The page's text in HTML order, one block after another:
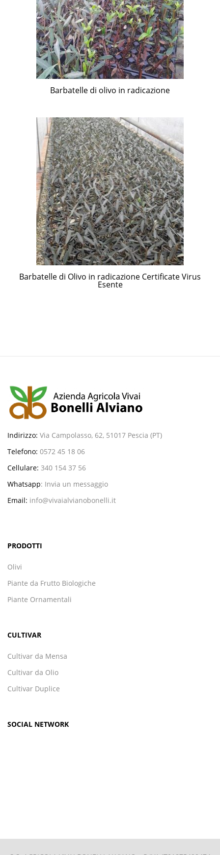
Barbatelle di olivo in radicazione
Barbatelle di Olivo in radicazione Certificate Virus
Esente
Indirizzo: Via Campolasso, 62, 51017 Pescia (PT)
Telefono: 0572 45 18 06
Cellulare: 340 154 37 56
Whatsapp: Invia un messaggio
Email: info@vivaialvianobonelli.it
PRODOTTI
Olivi
Piante da Frutto Biologiche
Piante Ornamentali
CULTIVAR
Cultivar da Mensa
Cultivar da Olio
Cultivar Duplice
SOCIAL NETWORK